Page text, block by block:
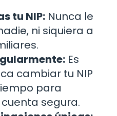
tu NIP: Nunca le
ni siquiera a
Es
cambiar tu NIP
para
segura.